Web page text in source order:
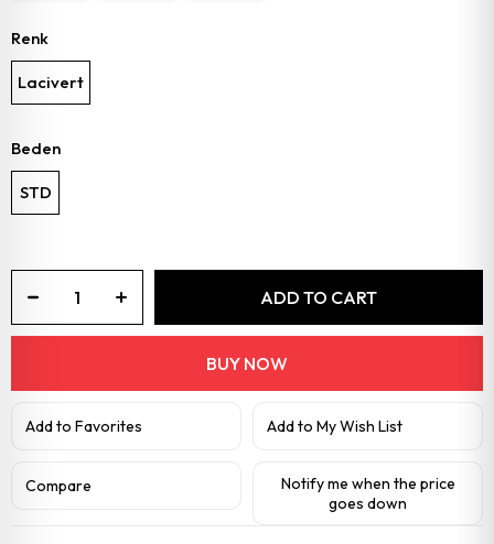
Renk
Lacivert
Beden
STD
Add to Favorites Add to My Wish List
Compare
Notify me when the price
goes down